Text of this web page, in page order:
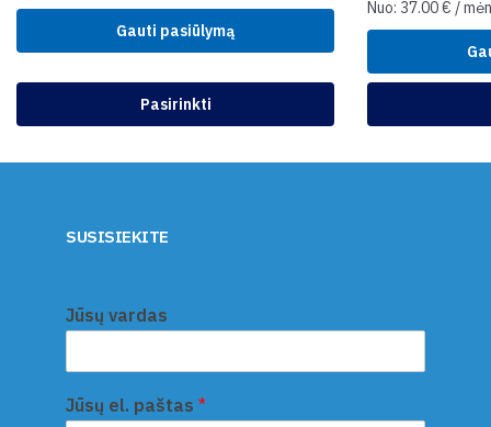
Pasirinkti
Gauti pasiūlymą
Nuo: 37.00€ / mėn
SUSISIEKITE
Jūsų vardas
Jūsų el. paštas *